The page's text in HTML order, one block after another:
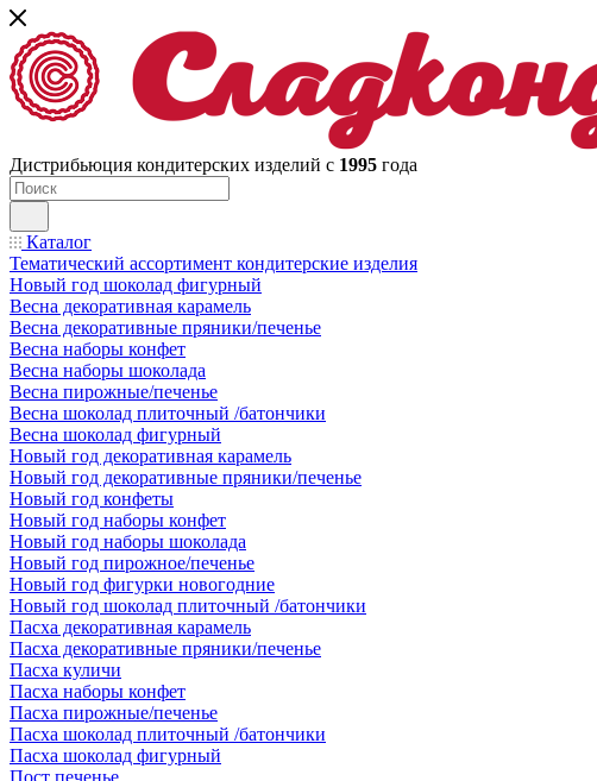
Дистрибьюция кондитерских изделий с 1995 года
Каталог
Тематический ассортимент кондитерские изделия
Новый год шоколад фигурный
Весна декоративная карамель
Весна декоративные пряники/печенье
Весна наборы конфет
Весна наборы шоколада
Весна пирожные/печенье
Весна шоколад плиточный /батончики
Весна шоколад фигурный
Новый год декоративная карамель
Новый год декоративные пряники/печенье
Новый год конфеты
Новый год наборы конфет
Новый год наборы шоколада
Новый год пирожное/печенье
Новый год фигурки новогодние
Новый год шоколад плиточный /батончики
Пасха декоративная карамель
Пасха декоративные пряники/печенье
Пасха куличи
Пасха наборы конфет
Пасха пирожные/печенье
Пасха шоколад плиточный /батончики
Пасха шоколад фигурный
Пост печенье